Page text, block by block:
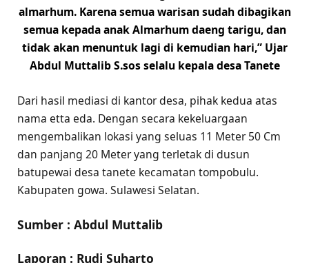
almarhum. Karena semua warisan sudah dibagikan
semua kepada anak Almarhum daeng tarigu, dan
tidak akan menuntuk lagi di kemudian hari,” Ujar
Abdul Muttalib S.sos selalu kepala desa Tanete
Dari hasil mediasi di kantor desa, pihak kedua atas
nama etta eda. Dengan secara kekeluargaan
mengembalikan lokasi yang seluas 11 Meter 50 Cm
dan panjang 20 Meter yang terletak di dusun
batupewai desa tanete kecamatan tompobulu.
Kabupaten gowa. Sulawesi Selatan.
Sumber : Abdul Muttalib
Laporan : Rudi Suharto